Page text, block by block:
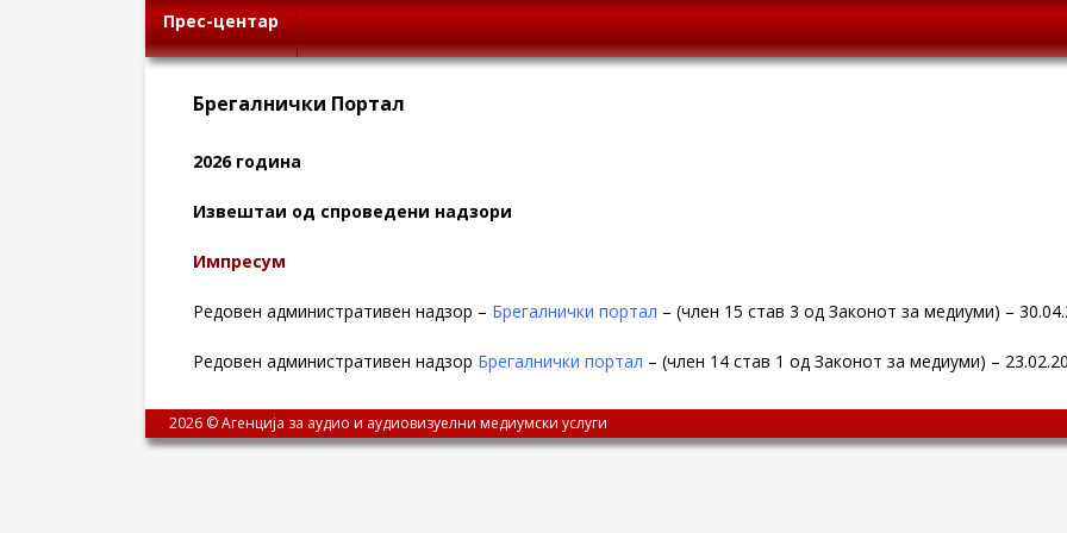
Прес-центар
Брегалнички Портал
2026 година
Извештаи од спроведени надзори
Импресум
Редовен административен надзор – Брегалнички портал – (член 15 став 3 од Законот за медиуми) –
Редовен административен надзор Брегалнички портал – (член 14 став 1 од Законот за медиуми) –
2026 © Агенција за аудио и аудиовизуелни медиумски услуги